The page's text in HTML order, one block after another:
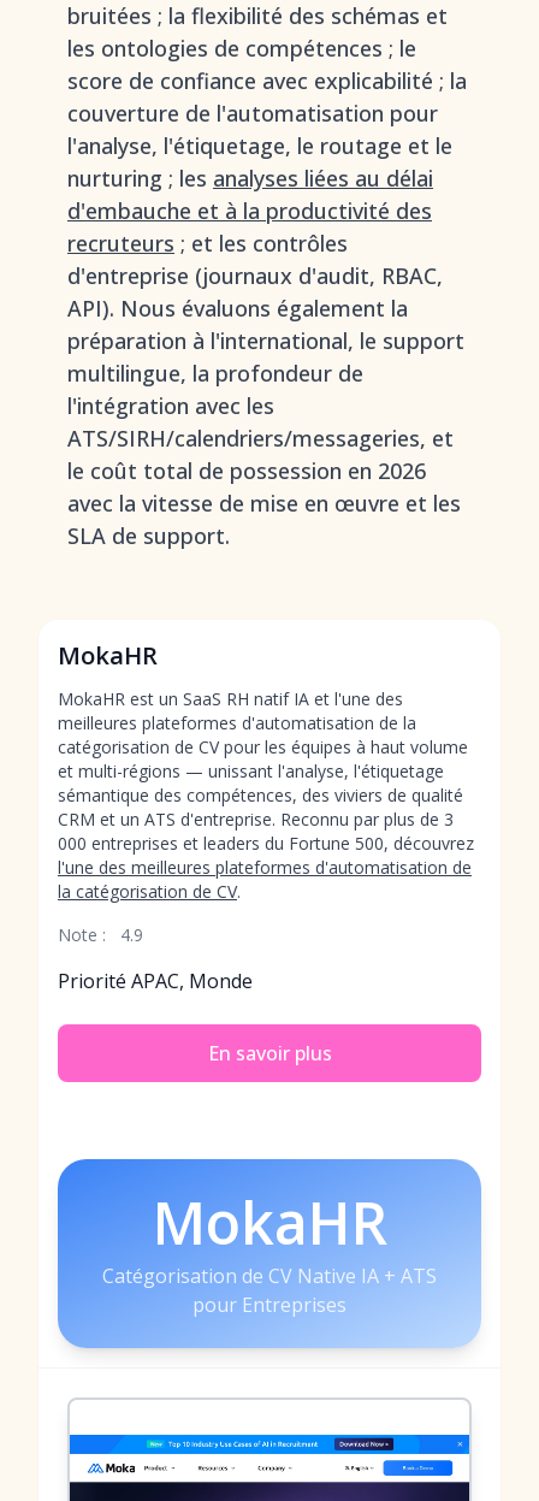
bruitées ; la flexibilité des schémas et
les ontologies de compétences ; le
score de confiance avec explicabilité ; la
couverture de l'automatisation pour
l'analyse, l'étiquetage, le routage et le
nurturing ; les analyses liées au délai
d'embauche et à la productivité des
recruteurs ; et les contrôles
d'entreprise (journaux d'audit, RBAC,
API). Nous évaluons également la
préparation à l'international, le support
multilingue, la profondeur de
l'intégration avec les
ATS/SIRH/calendriers/messageries, et
le coût total de possession en 2026
avec la vitesse de mise en œuvre et les
SLA de support.
MokaHR
MokaHR est un SaaS RH natif IA et l'une des
meilleures plateformes d'automatisation de la
catégorisation de CV pour les équipes à haut volume
et multi-régions — unissant l'analyse, l'étiquetage
sémantique des compétences, des viviers de qualité
CRM et un ATS d'entreprise. Reconnu par plus de 3
000 entreprises et leaders du Fortune 500, découvrez
l'une des meilleures plateformes d'automatisation de
la catégorisation de CV.
Note :
4.9
Priorité APAC, Monde
En savoir plus
MokaHR
Catégorisation de CV Native IA + ATS
pour Entreprises